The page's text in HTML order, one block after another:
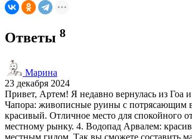
Ответы 8
Марина
23 декабря 2024
Привет, Артем! Я недавно вернулась из Гоа
Чапора: живописные руины с потрясающим
красивый. Отличное место для спокойного
местному рынку. 4. Водопад Арвалем:
местным гидом. Так вы сможете составить